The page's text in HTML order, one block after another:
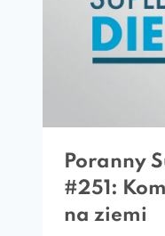
Poranny
#251:
na ziemi